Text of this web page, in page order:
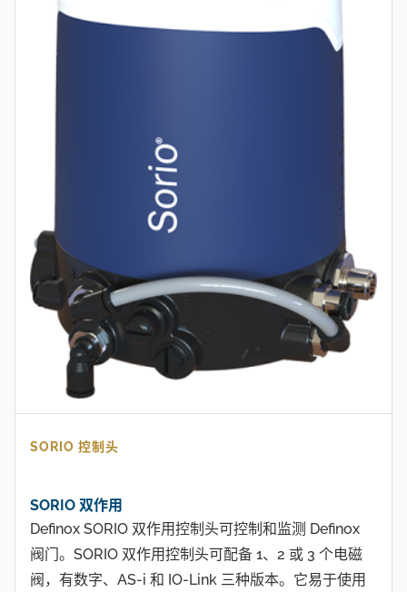
SORIO 控制头
SORIO 双作用
Definox SORIO 双作用控制头可控制和监测 Definox
阀门。SORIO 双作用控制头可配备 1、2 或 3 个电磁
阀，有数字、AS-i 和 IO-Link 三种版本。它易于使用